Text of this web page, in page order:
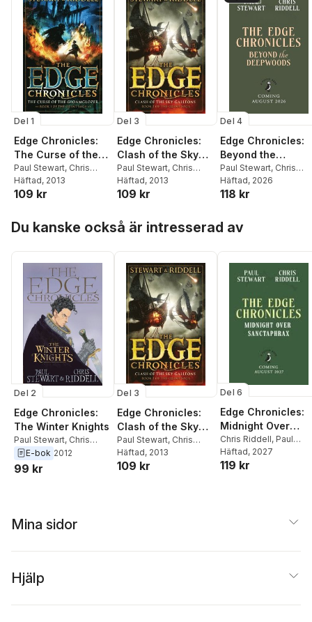
Del 1
Edge Chronicles:
The Curse of the
Gloamglozer
Paul Stewart, Chris
Riddell
Häftad, 2013
109 kr
Del 3
Edge Chronicles:
Clash of the Sky
Galleons
Paul Stewart, Chris
Riddell
Häftad, 2013
109 kr
Del 4
Edge Chronicles:
Beyond the
Deepwoods
Paul Stewart, Chris
Riddell
Häftad, 2026
118 kr
Du kanske också är intresserad av
Del 2
Edge Chronicles:
The Winter Knights
Paul Stewart, Chris
Riddell
E-bok 2012
99 kr
Del 3
Edge Chronicles:
Clash of the Sky
Galleons
Paul Stewart, Chris
Riddell
Häftad, 2013
109 kr
Del 6
Edge Chronicles:
Midnight Over
Sanctaphrax
Chris Riddell, Paul
Stewart
Häftad, 2027
119 kr
Mina sidor
Hjälp